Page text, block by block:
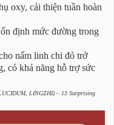
oxy, cải thiện tuần hoàn
định mức đường trong
nấm linh chi đỏ trở
có khả năng hỗ trợ sức
LINGZHI) – 13 Surprising